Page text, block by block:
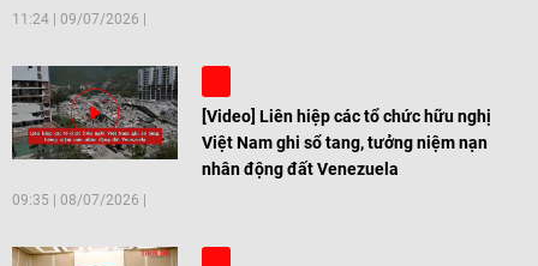
11:24 09/07/2026
[Video] Liên hiệp các tổ chức hữu nghị
Việt Nam ghi sổ tang, tưởng niệm nạn
nhân động đất Venezuela
09:35 08/07/2026